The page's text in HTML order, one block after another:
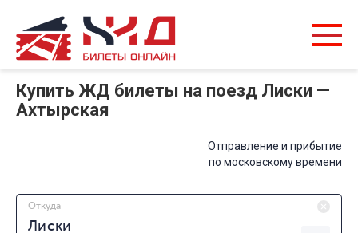
Купить ЖД билеты на поезд Лиски —
Ахтырская
Отправление и прибытие
по московскому времени
Откуда